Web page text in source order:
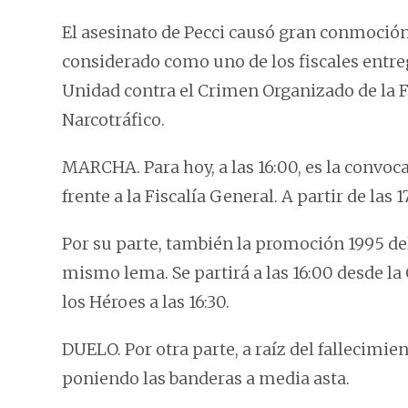
El asesinato de Pecci causó gran
considerado como uno de los fiscales
Unidad contra el Crimen Organizado de la
Narcotráfico.
MARCHA. Para hoy, a las 16:00, es la
frente a la Fiscalía General. A partir de las
Por su parte, también la promoción 1995
mismo lema. Se partirá a las 16:00 desde
los Héroes a las 16:30.
DUELO. Por otra parte, a raíz del
poniendo las banderas a media asta.